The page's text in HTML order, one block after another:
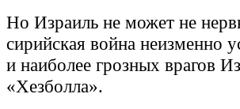
Но Израиль не может не
сирийская война неизменно
и наиболее грозных врагов
«Хезболла».